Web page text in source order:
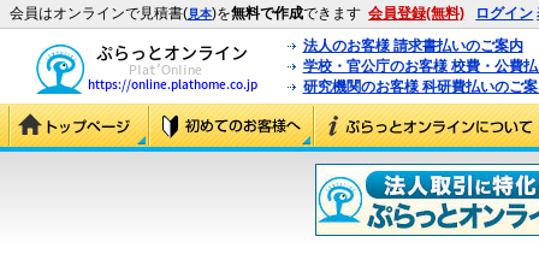
会員はオンラインで見積書(見本)を無料で作成できます 会員登録(無料) ログイン
法人のお客様 請求書払いのご案内
学校・官公庁のお客様 校費・公費
研究機関のお客様 科研費払いのご